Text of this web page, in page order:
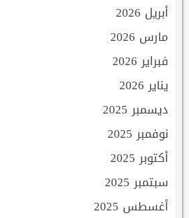
أبريل 2026
مارس 2026
فبراير 2026
يناير 2026
ديسمبر 2025
نوفمبر 2025
أكتوبر 2025
سبتمبر 2025
أغسطس 2025